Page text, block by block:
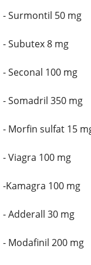
- Surmontil 50 mg
- Subutex 8 mg
- Seconal 100 mg
- Somadril 350 mg
- Morfin sulfat 15
- Viagra 100 mg
-Kamagra 100 mg
- Adderall 30 mg
- Modafinil 200 mg